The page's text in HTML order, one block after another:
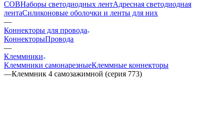
COBНаборы светодиодных лентАдресная светодиодная
лентаСиликоновые оболочки и ленты для них
—
Коннекторы для провода
КоннекторыПровода
—
Клеммники
Клеммники самонарезныеКлеммные коннекторы
—Клеммник 4 самозажимной (серия 773)